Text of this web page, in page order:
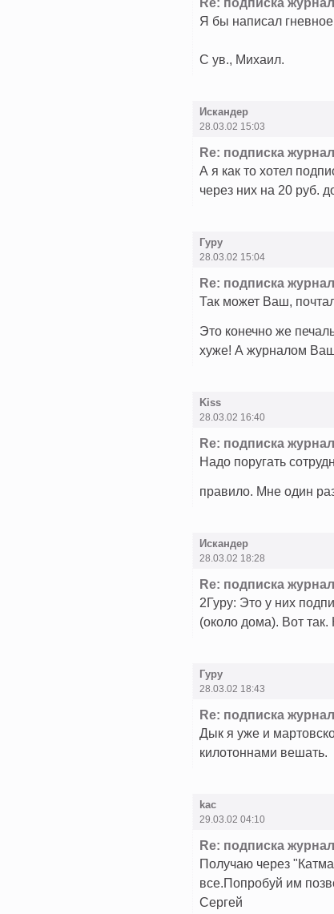
Я бы написал
С ув., Михаил.
Искандер
28.03.02 15:03
Re: подписка
А я как то хотел
через них на 20 руб.
Гуру
28.03.02 15:04
Re: подписка
Так может Ваш,
Это конечно же
хуже! А журналом
Kiss
28.03.02 16:40
Re: подписка
Надо поругать
правило. Мне один
Искандер
28.03.02 18:28
Re: подписка
2Гуру: Это у них
(около дома). Вот
Гуру
28.03.02 18:43
Re: подписка
Дык я уже и
килотоннами вешать.
kac
29.03.02 04:10
Re: подписка
Получаю через
все.Попробуй им
Сергей